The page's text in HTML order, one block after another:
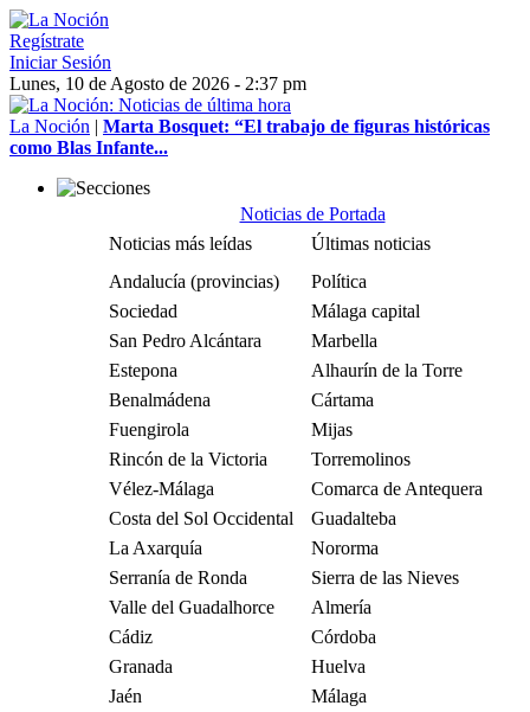
Regístrate
Iniciar Sesión
Lunes, 10 de Agosto de 2026 - 2:37 pm
La Noción | Marta Bosquet: “El trabajo de figuras históricas
como Blas Infante...
Noticias de Portada
Noticias más leídas
Últimas noticias
Andalucía (provincias)
Política
Sociedad
Málaga capital
San Pedro Alcántara
Marbella
Estepona
Alhaurín de la Torre
Benalmádena
Cártama
Fuengirola
Mijas
Rincón de la Victoria
Torremolinos
Vélez-Málaga
Comarca de Antequera
Costa del Sol Occidental
Guadalteba
La Axarquía
Nororma
Serranía de Ronda
Sierra de las Nieves
Valle del Guadalhorce
Almería
Cádiz
Córdoba
Granada
Huelva
Jaén
Málaga